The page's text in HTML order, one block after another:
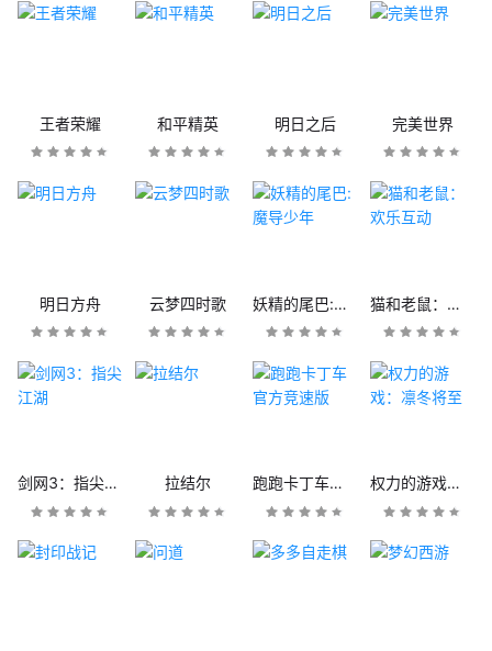
王者荣耀 和平精英 明日之后 完美世界
明日方舟 云梦四时歌 妖精的尾巴:魔导少年 猫和老鼠：欢乐互动
剑网3：指尖江湖 拉结尔 跑跑卡丁车官方竞速版 权力的游戏：凛冬将至